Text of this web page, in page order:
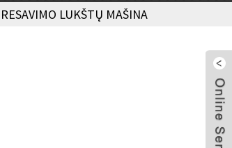
LUKŠTŲ MAŠINA